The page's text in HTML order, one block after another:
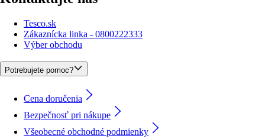
Tesco.sk
Zákaznícka linka - 0800222333
Výber obchodu
Potrebujete pomoc?
Cena doručenia
Bezpečnosť pri nákupe
Všeobecné obchodné podmienky